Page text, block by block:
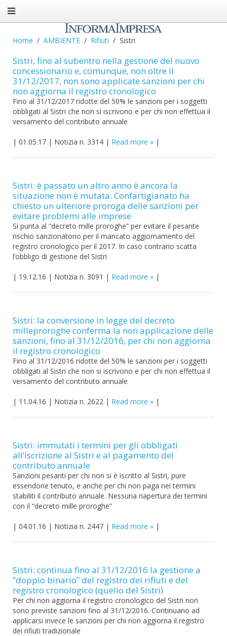
Home AMBIENTE Rifiuti Sistri
Sistri, fino al subentro nella gestione del nuovo
concessionario e, comunque, non oltre il
31/12/2017, non sono applicate sanzioni per chi
non aggiorna il registro cronologico
Fino al 31/12/2017 ridotte del 50% le sanzioni per i soggetti
obbligati al Sistri che non si iscrivono e per chi non effettua il
versamento del contributo annuale
| 01.05.17 | Notizia n. 3314 | Read more |
Sistri: è passato un altro anno è ancora la
situazione non è mutata. Confartigianato ha
chiesto un ulteriore proroga delle sanzioni per
evitare problemi alle imprese
Si punta al “decreto mille proroghe” per evitare il pesante
rischio sanzionatorio per il mancato aggiornamento del
registro cronologico per il 2017. In caso contrario scatta
l’obbligo di gestione del Sistri
| 19.12.16 | Notizia n. 3091 | Read more |
Sistri: la conversione in legge del decreto
milleproroghe conferma la non applicazione delle
sanzioni, fino al 31/12/2016, per chi non aggiorna
il registro cronologico
Fino al 31/12/2016 ridotte del 50% le sanzioni per i soggetti
obbligati al Sistri che non si iscrivono e per chi non effettua il
versamento del contributo annuale
| 11.04.16 | Notizia n. 2622 | Read more |
Sistri: immutati i termini per gli obbligati
all’iscrizione al Sistri e al pagamento del
contributo annuale
Sanzioni pesanti per chi non si è iscritto al Sistri, pure
essendone tenuto, e anche per chi non paga nei termini
stabiliti il contributo annuale. Nessuna riapertura dei termini
con il “decreto mille proroghe”
| 04.01.16 | Notizia n. 2447 | Read more |
Sistri: continua fino al 31/12/2016 la gestione a
“doppio binario” del registro dei rifiuti e del
registro cronologico (quello del Sistri)
Per chi non aggiorna il registro cronologico del Sistri non
sono previste sanzioni fino al 31/12/2016. Continuano ad
applicarsi invece le sanzioni per chi non aggiorna il registro
dei rifiuti tradizionale